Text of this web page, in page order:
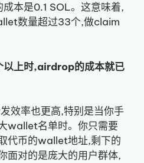
本是0.1 SOL。这意味着,
数量超过33个,做claim
上时,airdrop的成本就已
效率也更高,特别是当你手
wallet名单时。你只需要
代币的wallet地址,剩下的
面对的是庞大的用户群体,